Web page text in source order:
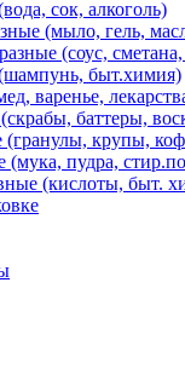
сок, алкоголь)
(мыло, гель,
(соус,
быт.химия)
варенье,
баттеры,
крупы,
пудра,
(кислоты, быт.